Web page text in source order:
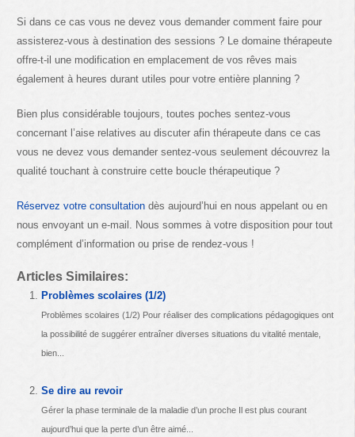
Si dans ce cas vous ne devez vous demander comment faire pour
assisterez-vous à destination des sessions ? Le domaine thérapeute
offre-t-il une modification en emplacement de vos rêves mais
également à heures durant utiles pour votre entière planning ?
Bien plus considérable toujours, toutes poches sentez-vous
concernant l’aise relatives au discuter afin thérapeute dans ce cas
vous ne devez vous demander sentez-vous seulement découvrez la
qualité touchant à construire cette boucle thérapeutique ?
Réservez votre consultation dès aujourd’hui en nous appelant ou en
nous envoyant un e-mail. Nous sommes à votre disposition pour tout
complément d’information ou prise de rendez-vous !
Articles Similaires:
Problèmes scolaires (1/2)
Problèmes scolaires (1/2) Pour réaliser des complications pédagogiques ont
la possibilité de suggérer entraîner diverses situations du vitalité mentale,
bien...
Se dire au revoir
Gérer la phase terminale de la maladie d’un proche Il est plus courant
aujourd’hui que la perte d’un être aimé...